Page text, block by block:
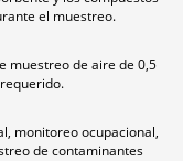
el muestreo.
muestreo de aire de 0,5
monitoreo ocupacional,
de contaminantes